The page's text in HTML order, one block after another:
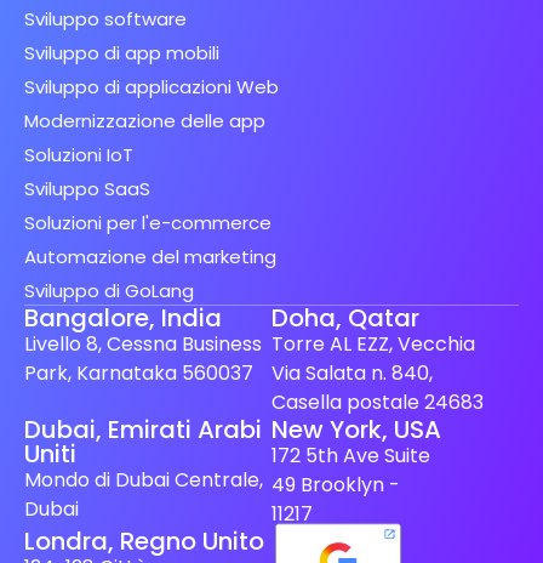
Sviluppo software
Sviluppo di app mobili
Sviluppo di applicazioni Web
Modernizzazione delle app
Soluzioni IoT
Sviluppo SaaS
Soluzioni per l'e-commerce
Automazione del marketing
Sviluppo di GoLang
Bangalore, India
Livello 8, Cessna Business
Park, Karnataka 560037
Doha, Qatar
Torre AL EZZ, Vecchia
Via Salata n. 840,
Casella postale 24683
Dubai, Emirati Arabi
Uniti
Mondo di Dubai Centrale,
Dubai
New York, USA
172 5th Ave Suite
49 Brooklyn -
11217
Londra, Regno Unito